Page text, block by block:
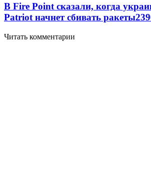
В Fire Point сказали, когда
Patriot начнет сбивать ракеты
Читать комментарии